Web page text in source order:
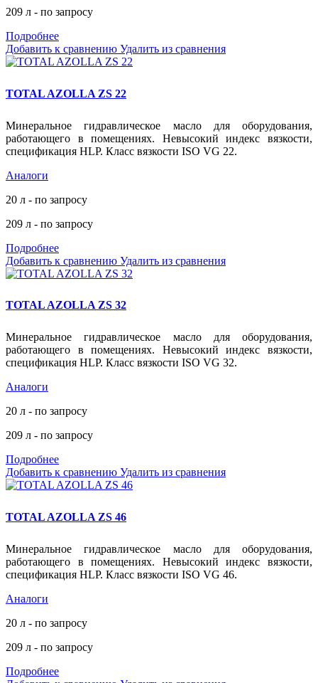
209 л - по запросу
Подробнее
Добавить к сравнению Удалить из сравнения
TOTAL AZOLLA ZS 22
Минеральное гидравлическое масло для оборудования,
работающего в помещениях. Невысокий индекс вязкости,
спецификация HLP. Класс вязкости ISO VG 22.
Аналоги
20 л - по запросу
209 л - по запросу
Подробнее
Добавить к сравнению Удалить из сравнения
TOTAL AZOLLA ZS 32
Минеральное гидравлическое масло для оборудования,
работающего в помещениях. Невысокий индекс вязкости,
спецификация HLP. Класс вязкости ISO VG 32.
Аналоги
20 л - по запросу
209 л - по запросу
Подробнее
Добавить к сравнению Удалить из сравнения
TOTAL AZOLLA ZS 46
Минеральное гидравлическое масло для оборудования,
работающего в помещениях. Невысокий индекс вязкости,
спецификация HLP. Класс вязкости ISO VG 46.
Аналоги
20 л - по запросу
209 л - по запросу
Подробнее